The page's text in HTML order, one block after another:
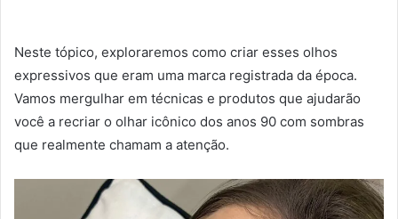
Neste tópico, exploraremos como criar esses olhos
expressivos que eram uma marca registrada da época.
Vamos mergulhar em técnicas e produtos que ajudarão
você a recriar o olhar icônico dos anos 90 com sombras
que realmente chamam a atenção.